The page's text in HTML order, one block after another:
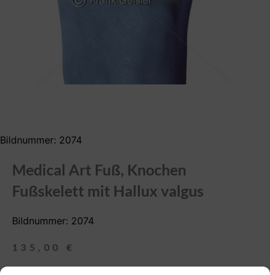
Bildnummer: 2074
Medical Art Fuß, Knochen
Fußskelett mit Hallux valgus
Bildnummer: 2074
135,00 €